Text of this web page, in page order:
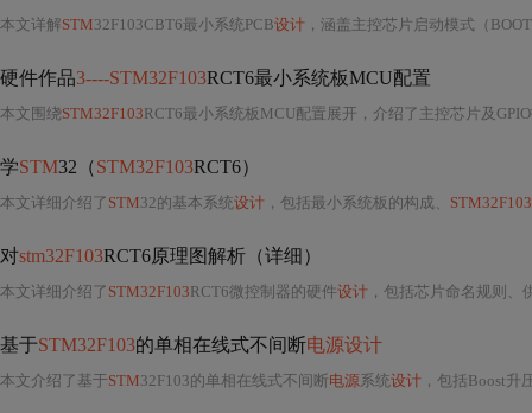
本文详解STM32F103CBT6最小系统PCB设计 ，涵盖主控芯片启动模式（
硬件作品3----STM32F103RCT6最小系统板MCU配置
本文围绕STM32F103RCT6最小系统板MCU配置展开，介绍了主控芯片及
学STM32（STM32F103RCT6）
本文详细介绍了 STM32的基本系统设计 ，包括最小系统板的构成、 STM32F103
对stm32F103RCT6原理图解析（详细）
本文详细介绍了 STM32F103RCT6微控制器的硬件设计 ，包括芯片命名规则、供电部分如
基于STM32F103的单相在线式不间断电源设计
本文介绍了基于STM32F103的单相在线式不间断电源系统设计 ，包括Boost升压、